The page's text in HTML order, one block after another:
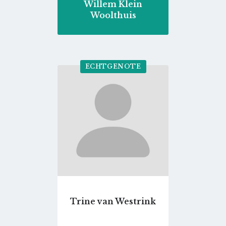
Willem Klein
Woolthuis
ECHTGENOTE
Go
profile
page
Trine van Westrink